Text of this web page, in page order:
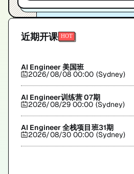
近期开课
AI Engineer 美国班
2026/08/08 00:00 (Sydney)
AI Engineer训练营 07期
2026/08/29 00:00 (Sydney)
AI Engineer 全栈项目班31期
2026/08/30 00:00 (Sydney)